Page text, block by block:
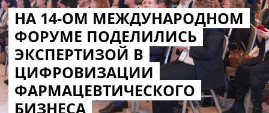
НА 14-ОМ МЕЖДУНАРОДНОМ
ФОРУМЕ ПОДЕЛИЛИСЬ
ЭКСПЕРТИЗОЙ В
ЦИФРОВИЗАЦИИ
ФАРМАЦЕВТИЧЕСКОГО
БИЗНЕСА